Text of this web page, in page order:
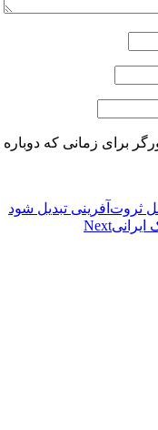
برای زمانی که
ثروت‌آفرینی تبدیل شود
Next